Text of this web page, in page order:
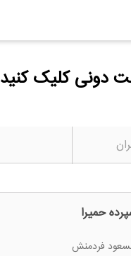
دونی کلیک کنید
حمیرا
فردمنش